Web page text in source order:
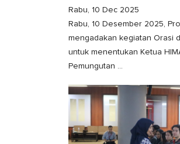
ORASI DAN
Rabu, 10 Dec 2025
Rabu, 10 Desember 2025,
mengadakan kegiatan Orasi
untuk menentukan Ketua
Pemungutan ...